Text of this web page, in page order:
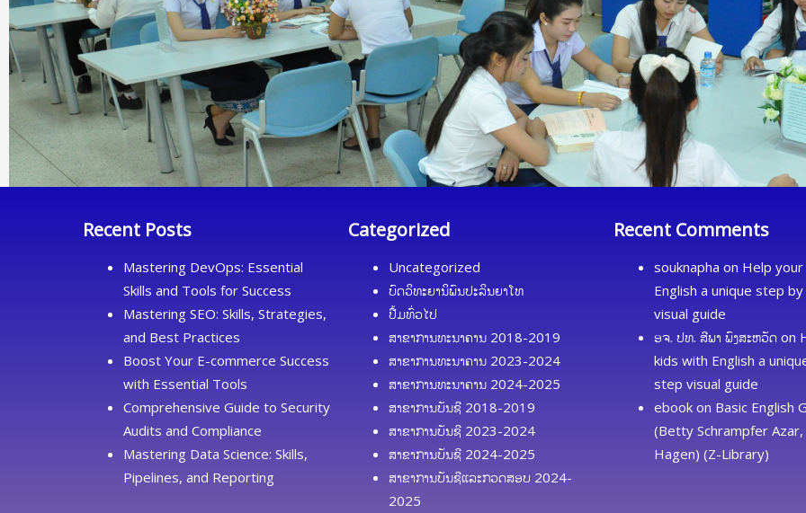
Recent Posts
Mastering DevOps: Essential
Skills and Tools for Success
Mastering SEO: Skills, Strategies,
and Best Practices
Boost Your E-commerce Success
with Essential Tools
Comprehensive Guide to Security
Audits and Compliance
Mastering Data Science: Skills,
Pipelines, and Reporting
Categorized
Uncategorized
ບົດວິທະຍານິພົນປະລິນຍາໂທ
ປື້ມທົ່ວໄປ
ສາຂາການທະນາຄານ 2018-2019
ສາຂາການທະນາຄານ 2023-2024
ສາຂາການທະນາຄານ 2024-2025
ສາຂາການບັນຊີ 2018-2019
ສາຂາການບັນຊີ 2023-2024
ສາຂາການບັນຊີ 2024-2025
ສາຂາການບັນຊີແລະກວດສອບ 2024-
2025
Recent Comments
souknapha on Help
English a unique step
visual guide
ອຈ. ປທ. ສີພາ ພົງສະຫວັດ on
kids with English a
step visual guide
ebook on Basic English
(Betty Schrampfer Azar,
Hagen) (Z-Library)